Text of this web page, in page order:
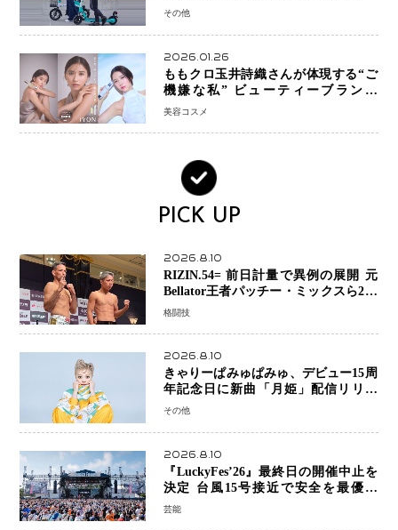
その他
2026.01.26
ももクロ玉井詩織さんが体現する“ご
機嫌な私” ビューティーブランド
「iYON」が描く新しいスキンケア体
美容コスメ
PICK UP
2026.8.10
RIZIN.54= 前日計量で異例の展開 元
Bellator王者パッチー・ミックスら2人
が体重超過…秋元強真―クレベルは両
格闘技
2026.8.10
きゃりーぱみゅぱみゅ、デビュー15周
年記念日に新曲「月姫」配信リリー
ス 自身初の主催フェス「PAMYU
その他
2026.8.10
『LuckyFes’26』最終日の開催中止を
決定 台風15号接近で安全を最優先
「苦渋の判断」
芸能